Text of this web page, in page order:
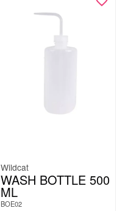
Wildcat
WASH BOTTLE 500
ML
BOE02